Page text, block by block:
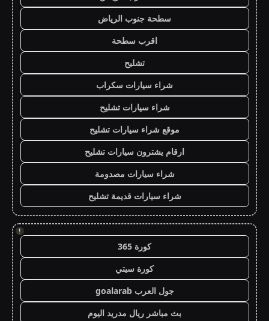
سطحة جنوب الرياض
اقرب سطحة
تشليح
شراء سيارات سكراب
شراء سيارات تشليح
موقع شراء سيارات تشليح
ارقام يشترون سيارات تشليح
شراء سيارات مصدومة
شراء سيارات قديمة تشليح
!
كورة 365
كورة سيتي
جول العرب goalarab
بث مباشر ريال مدريد اليوم